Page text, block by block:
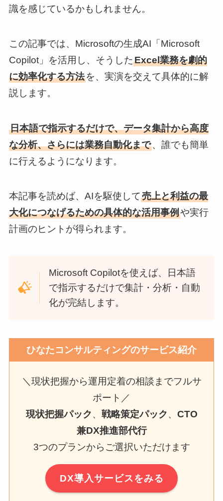
識を感じているかもしれません。
この記事では、Microsoftの生成AI「Microsoft
Copilot」を活用し、そうしたExcel業務を劇的
に効率化する方法を、実演を交えて具体的に解
説します。
日本語で指示するだけで、データ集計から高度
な分析、さらには業務自動化まで、誰でも簡単
に行えるようになります。
本記事を読めば、AIを駆使して売上と利益の最
大化につなげるための具体的な活用事例や実行
計画のヒントが得られます。
Microsoft Copilotを使えば、日本語
で指示するだけで集計・分析・自動
化が完結します。
ひなたコンサルティングのサービス紹介
＼現状把握から運用定着の相談までフルサ
ポート／
現状把握パック、 戦略策定パック、 CTO
兼DX推進部代行
3つのプランからご選択いただけます
DX導入サービスをみる